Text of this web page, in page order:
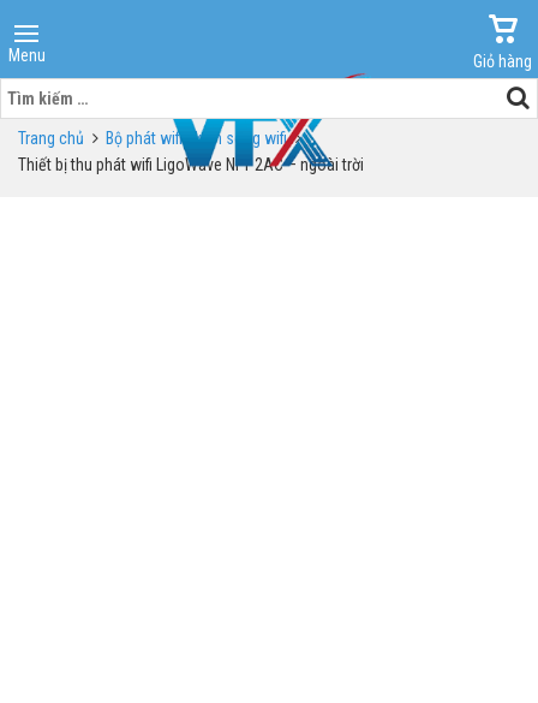
Menu
Giỏ hàng
Tìm
kiếm
cho:Trang chủ
Bộ phát wifi - kích sóng wifi
Thiết bị thu phát wifi LigoWave NFT 2AC – ngoài trời